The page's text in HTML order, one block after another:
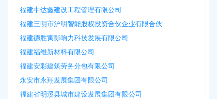
福建中达鑫建设工程管理有限公司
福建三明市沪明智能股权投资合伙企业有限合伙
福建德胜寅影响力科技发展有限公司
福建福维新材料有限公司
福建安彩建筑劳务分包有限公司
永安市永翔发展集团有限公司
福建省明溪县城市建设发展集团有限公司